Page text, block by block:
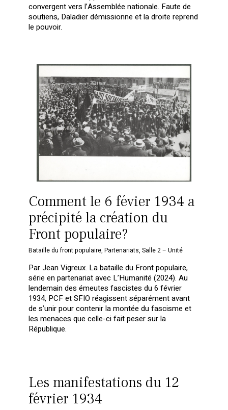
convergent vers l’Assemblée nationale. Faute de
soutiens, Daladier démissionne et la droite reprend
le pouvoir.
Comment le 6 févier 1934 a
précipité la création du
Front populaire?
Bataille du front populaire,Partenariats,Salle 2 – Unité
Par Jean Vigreux. La bataille du Front populaire,
série en partenariat avec L’Humanité (2024). Au
lendemain des émeutes fascistes du 6 février
1934, PCF et SFIO réagissent séparément avant
de s’unir pour contenir la montée du fascisme et
les menaces que celle-ci fait peser sur la
République.
Les manifestations du 12
février 1934